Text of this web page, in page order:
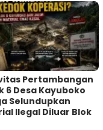
Pertambangan
6 Desa Kayuboko
Selundupkan
Ilegal Diluar Blok